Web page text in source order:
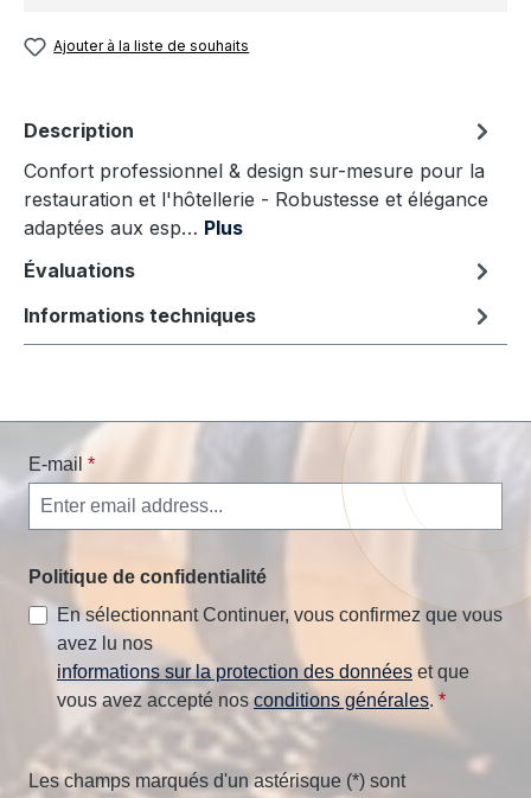
Ajouter à la liste de souhaits
Description
Confort professionnel & design sur-mesure pour la
restauration et l'hôtellerie - Robustesse et élégance
adaptées aux esp… Plus
Évaluations
Informations techniques
E-mail *
Politique de confidentialité
En sélectionnant Continuer, vous confirmez que vous
avez lu nos
informations sur la protection des données et que
vous avez accepté nos conditions générales.*
Les champs marqués d'un astérisque (*) sont